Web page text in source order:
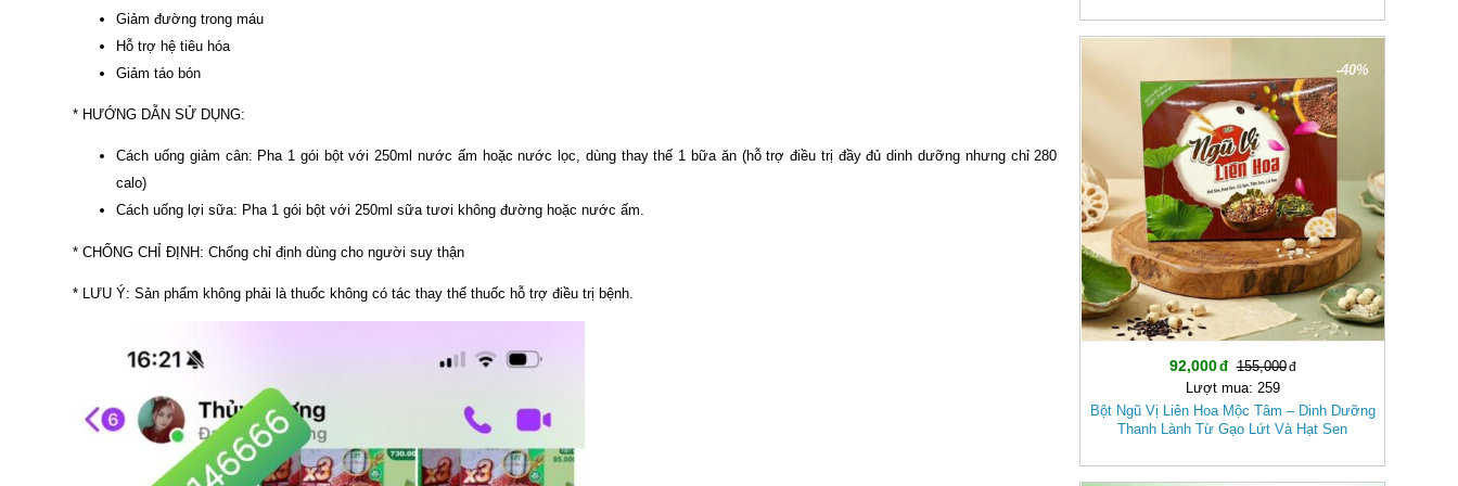
Giảm đường trong máu
Hỗ trợ hệ tiêu hóa
Giảm táo bón
* HƯỚNG DẪN SỬ DỤNG:
Cách uống giảm cân: Pha 1 gói bột với 250ml nước ấm hoặc nước lọc, dùng thay thế 1 bữa ăn (hỗ trợ điều trị đầy đủ dinh dưỡng nhưng chỉ 280
calo)
Cách uống lợi sữa: Pha 1 gói bột với 250ml sữa tươi không đường hoặc nước ấm.
* CHỐNG CHỈ ĐỊNH: Chống chỉ định dùng cho người suy thận
* LƯU Ý: Sản phẩm không phải là thuốc không có tác thay thế thuốc hỗ trợ điều trị bệnh.
-40%
92,000
155,000
Lượt mua: 259
Bột Ngũ Vị Liên Hoa Mộc Tâm – Dinh Dưỡng
Thanh Lành Từ Gạo Lứt Và Hạt Sen